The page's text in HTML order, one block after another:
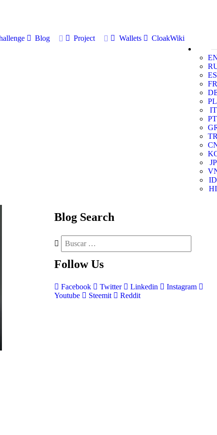
Blog Project Wallets
CloakWiki
ES
FR
PL
IT
PT
JP
ID
HI
Blog Search
Follow Us
Facebook Twitter Linkedin
Instagram
Youtube
Steemit Reddit